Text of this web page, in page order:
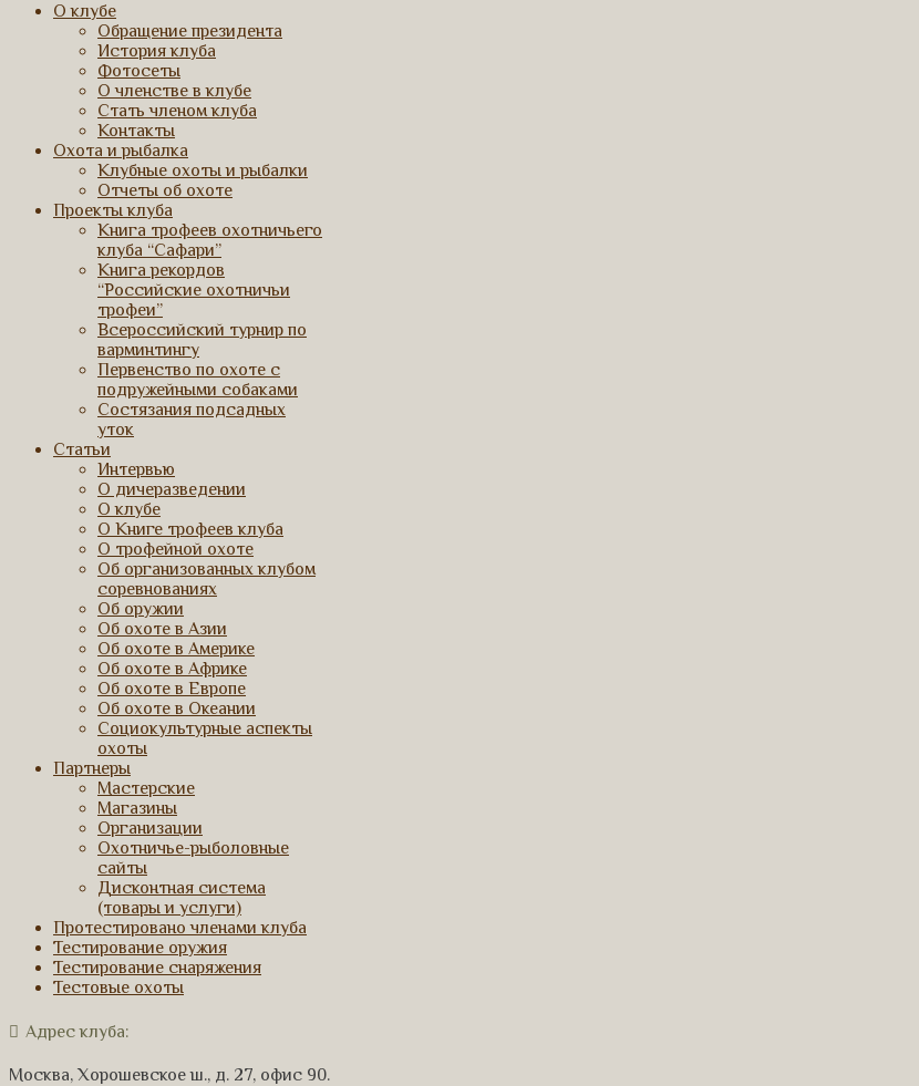
О клубе
Обращение президента
История клуба
Фотосеты
О членстве в клубе
Стать членом клуба
Контакты
Охота и рыбалка
Клубные охоты и рыбалки
Отчеты об охоте
Проекты клуба
Книга трофеев охотничьего
клуба “Сафари”
Книга рекордов
“Российские охотничьи
трофеи”
Всероссийский турнир по
варминтингу
Первенство по охоте с
подружейными собаками
Состязания подсадных
уток
Статьи
Интервью
О дичеразведении
О клубе
О Книге трофеев клуба
О трофейной охоте
Об организованных клубом
соревнованиях
Об оружии
Об охоте в Азии
Об охоте в Америке
Об охоте в Африке
Об охоте в Европе
Об охоте в Океании
Социокультурные аспекты
охоты
Партнеры
Мастерские
Магазины
Организации
Охотничье-рыболовные
сайты
Дисконтная система
(товары и услуги)
Протестировано членами клуба
Тестирование оружия
Тестирование снаряжения
Тестовые охоты
Адрес клуба:
Москва, Хорошевское ш., д. 27, офис 90.